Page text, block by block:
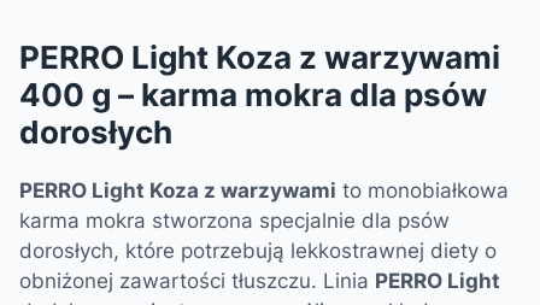
PERRO Light Koza z warzywami
400 g – karma mokra dla psów
dorosłych
PERRO Light Koza z warzywami to monobiałkowa
karma mokra stworzona specjalnie dla psów
dorosłych, które potrzebują lekkostrawnej diety o
obniżonej zawartości tłuszczu. Linia PERRO Light